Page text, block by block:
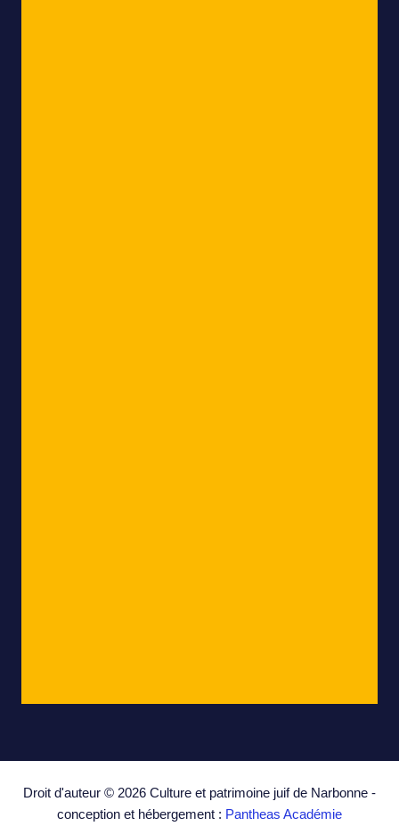
Droit d'auteur © 2026 Culture et patrimoine juif de Narbonne -
conception et hébergement : Pantheas Académie